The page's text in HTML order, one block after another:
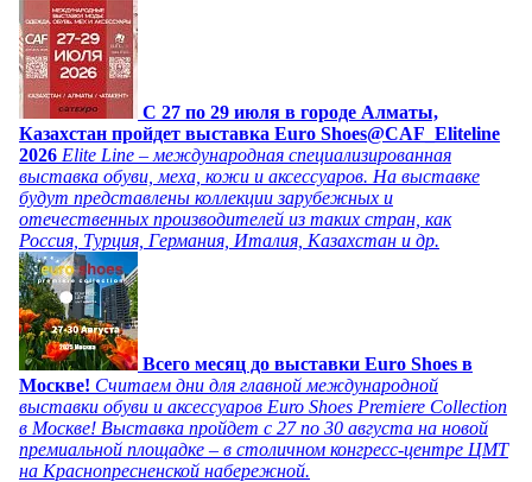
C 27 по 29 июля в городе Алматы,
Казахстан пройдет выставка Euro Shoes@CAF_Eliteline
2026 Elite Line – международная специализированная
выставка обуви, меха, кожи и аксессуаров. На выставке
будут представлены коллекции зарубежных и
отечественных производителей из таких стран, как
Россия, Турция, Германия, Италия, Казахстан и др.
Всего месяц до выставки Euro Shoes в
Москве! Считаем дни для главной международной
выставки обуви и аксессуаров Euro Shoes Premiere Collection
в Москве! Выставка пройдет с 27 по 30 августа на новой
премиальной площадке – в столичном конгресс-центре ЦМТ
на Краснопресненской набережной.